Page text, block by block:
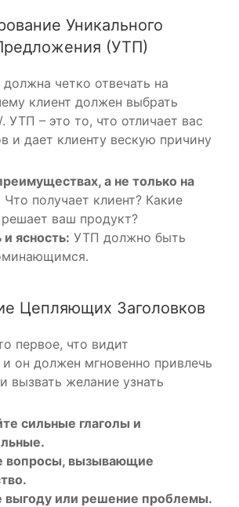
Уникального
(УТП)
четко отвечать на
клиент должен выбрать
УТП – это то, что отличает вас
и дает клиенту вескую причину
а не только на
Что получает клиент? Какие
ваш продукт?
и ясность: УТП должно быть
Цепляющих Заголовков
первое, что видит
и он должен мгновенно привлечь
вызвать желание узнать
сильные глаголы и
вопросы, вызывающие
или решение проблемы.